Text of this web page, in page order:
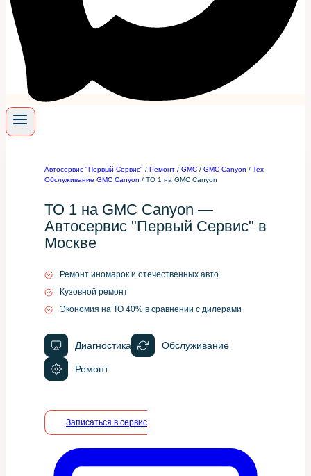
Автосервис "Первый Сервис" / Ремонт / GMC / GMC Canyon / Тех
Обслуживание GMC Canyon / ТО 1 на GMC Canyon
ТО 1 на GMC Canyon —
Автосервис "Первый Сервис" в
Москве
Ремонт иномарок и отечественных авто
Кузовной ремонт
Экономия на ТО 40% в сравнении с дилерами
Диагностика Обслуживание
Ремонт
Записаться в сервис